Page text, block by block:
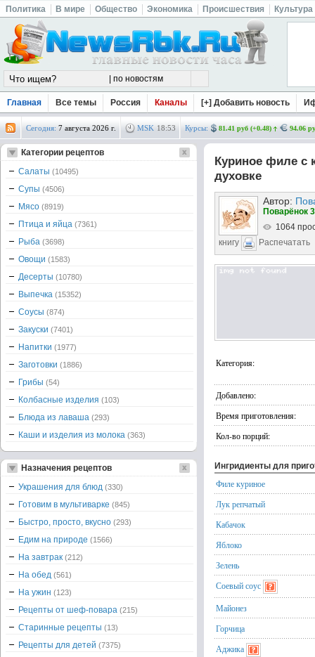
Политика В мире Общество Экономика Происшествия Культура
Главная Все темы Россия Каналы [+] Добавить новость
Сегодня: 7 августа 2026 г. MSK 18:53 Курсы: 81.41 руб (+0.48) 94.06
Куриное филе с
духовке
Автор:
Поварёнок
1064
книгу
Распечатать
Категория:
Добавлено:
Время приготовления:
Кол-во порций:
Ингридиенты для
Филе куриное
Лук репчатый
Кабачок
Яблоко
Зелень
Соевый соус
Майонез
Горчица
Аджика
Категории рецептов
Салаты (10495)
Супы (4506)
Мясо (8919)
Птица и яйца (7361)
Рыба (3698)
Овощи (1583)
Десерты (10780)
Выпечка (15352)
Соусы (874)
Закуски (7401)
Напитки (1977)
Заготовки (1886)
Грибы (54)
Колбасные изделия (103)
Блюда из лаваша (293)
Каши и изделия из молока (363)
Назначения рецептов
Украшения для блюд (330)
Готовим в мультиварке (845)
Быстро, просто, вкусно (293)
Едим на природе (1566)
На завтрак (212)
На обед (561)
На ужин (123)
Рецепты от шеф-повара (215)
Старинные рецепты (13)
Рецепты для детей (7375)